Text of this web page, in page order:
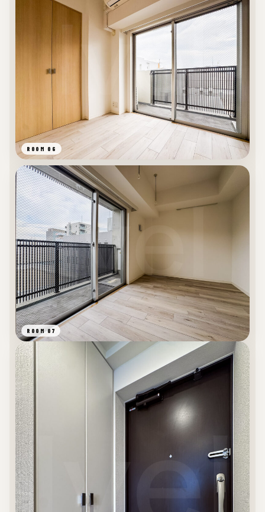
ROOM 06
ROOM 07